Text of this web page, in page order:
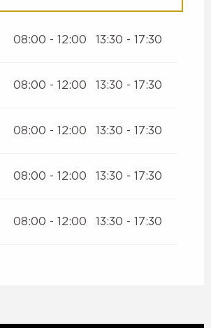
décembre 2026
08:00 - 12:00 13:30 - 17:30
08:00 - 12:00 13:30 - 17:30
08:00 - 12:00 13:30 - 17:30
08:00 - 12:00 13:30 - 17:30
08:00 - 12:00 13:30 - 17:30